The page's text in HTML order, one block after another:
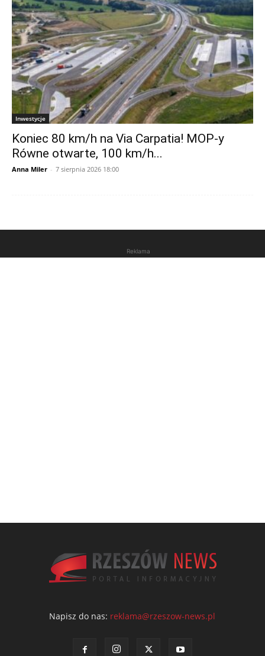
Inwestycje
Koniec 80 km/h na Via Carpatia! MOP-y
Równe otwarte, 100 km/h...
Anna Miler - 7 sierpnia 2026 18:00
Reklama
Napisz do nas: reklama@rzeszow-news.pl